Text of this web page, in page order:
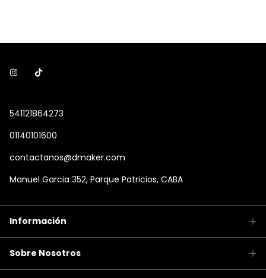
541121864273
01140101600
contactanos@dmaker.com
Manuel Garcia 352, Parque Patricios, CABA
Información
Sobre Nosotros